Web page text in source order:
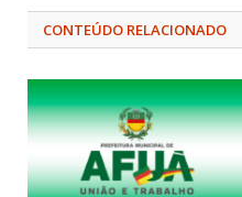
CONTEÚDO RELACIONADO